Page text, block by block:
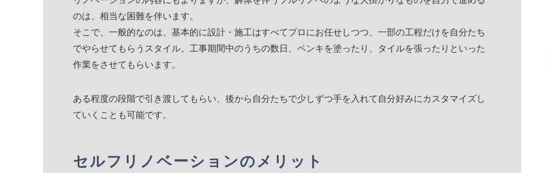
のは、相当な困難を伴います。
そこで、一般的なのは、基本的に設計・施工はすべてプロにお任せしつつ、一部の工程だけを自分たち
でやらせてもらうスタイル。工事期間中のうちの数日、ペンキを塗ったり、タイルを張ったりといった
作業をさせてもらいます。
ある程度の段階で引き渡してもらい、後から自分たちで少しずつ手を入れて自分好みにカスタマイズし
ていくことも可能です。
セルフリノベーションのメリット